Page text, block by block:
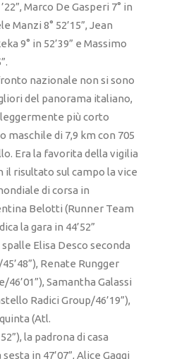
Marco De Gasperi 7° in
Manzi 8° 52’15”, Jean
9° in 52’39” e Massimo
nazionale non si sono
del panorama italiano,
più corto
maschile di 7,9 km con 705
Era la favorita della vigilia
il risultato sul campo la vice
di corsa in
Belotti (Runner Team
la gara in 44’52”
Elisa Desco seconda
Renate Rungger
Samantha Galassi
Radici Group/46’19”),
(Atl.
la padrona di casa
in 47’07”, Alice Gaggi